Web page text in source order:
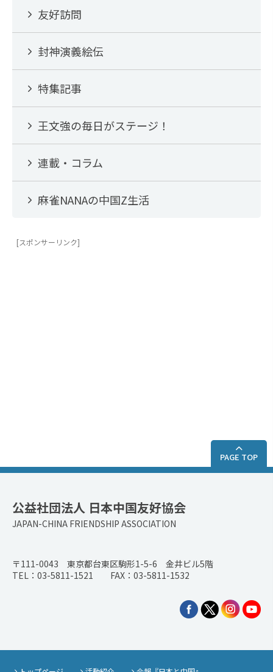
友好訪問
封神演義絵伝
特集記事
王文強の毎日がステージ！
連載・コラム
麻雀NANAの中国Z生活
[スポンサーリンク]
PAGE TOP
公益社団法人 日本中国友好協会
JAPAN-CHINA FRIENDSHIP ASSOCIATION
〒111-0043 東京都台東区駒形1-5-6 金井ビル5階
TEL：03-5811-1521 FAX：03-5811-1532